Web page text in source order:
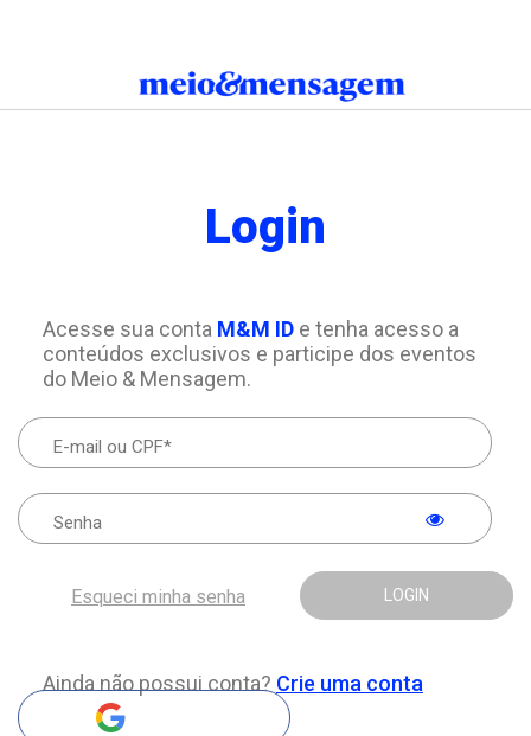
Login
Acesse sua conta M&M IDe tenha acesso a
conteúdos exclusivos e participe dos eventos
do Meio & Mensagem.
LOGIN
Esqueci minha senha
Ainda não possui conta? Crie uma conta